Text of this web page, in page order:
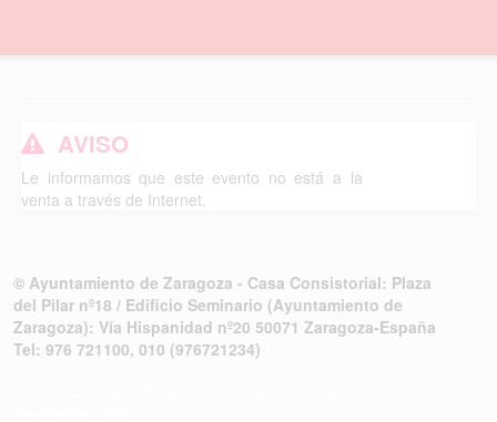
AVISO
Le informamos que este evento no está a la
venta a través de Internet.
© Ayuntamiento de Zaragoza - Casa Consistorial: Plaza
del Pilar nº18 / Edificio Seminario (Ayuntamiento de
Zaragoza): Vía Hispanidad nº20 50071 Zaragoza-España
Tel: 976 721100, 010 (976721234)